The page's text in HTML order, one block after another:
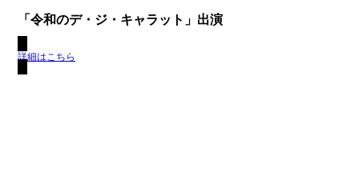
「令和のデ・ジ・キャラット」出演
詳細はこちら